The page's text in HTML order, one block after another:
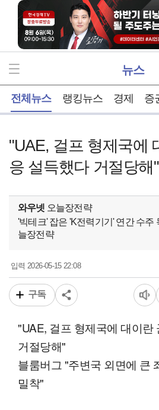
뉴스
전체뉴스 랭킹뉴스 경제 증
"UAE, 걸프 형제국에
응 설득했다 거절당해"
와우넷 오늘장전략
'빅테크' 잡은 'K전력기기' 연간 수주
늘장전략
입력 2026-05-15 22:08
구독
"UAE, 걸프 형제국에 대이
거절당해"
블룸버그 "주변국 외면에 큰
밀착"